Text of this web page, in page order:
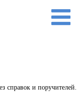
справок и поручителей.